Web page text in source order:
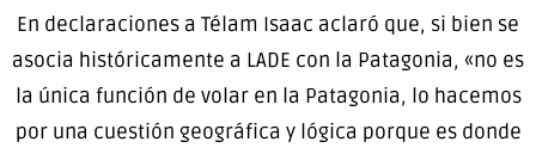
En declaraciones a Télam Isaac aclaró que, si bien se
asocia históricamente a LADE con la Patagonia, «no es
la única función de volar en la Patagonia, lo hacemos
por una cuestión geográfica y lógica porque es donde